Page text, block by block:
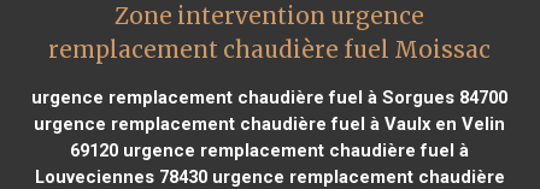
Zone intervention urgence
remplacement chaudière fuel Moissac
urgence remplacement chaudière fuel à Sorgues 84700
urgence remplacement chaudière fuel à Vaulx en Velin
69120 urgence remplacement chaudière fuel à
Louveciennes 78430urgence remplacement chaudière